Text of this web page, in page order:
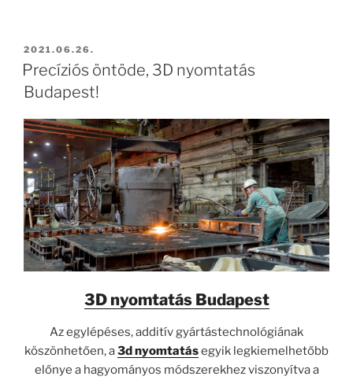
BEKÜLDVE:
2021.06.26.
Precíziós öntöde, 3D nyomtatás
Budapest!
3D nyomtatás Budapest
Az egylépéses, additív gyártástechnológiának
köszönhetően, a3d nyomtatásegyik legkiemelhetőbb
előnye a hagyományos módszerekhez viszonyítva a